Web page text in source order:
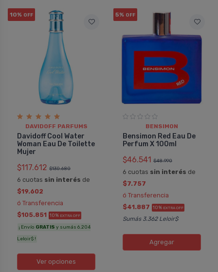
10% OFF
DAVIDOFF PARFUMS
Davidoff Cool Water
Woman Eau De Toilette
Mujer
$117.612 $130.680
6 cuotas sin interés de
$19.602
ó Transferencia
$105.851 10% EXTRA OFF
¡ Envío GRATIS y sumás 6.204
Leloir$ !
Ver opciones
5% OFF
BENSIMON
Bensimon Red Eau De
Perfum X 100ml
$46.541 $48.990
6 cuotas sin interés de
$7.757
ó Transferencia
$41.887 10% EXTRA OFF
Sumás 3.362 Leloir$
Agregar